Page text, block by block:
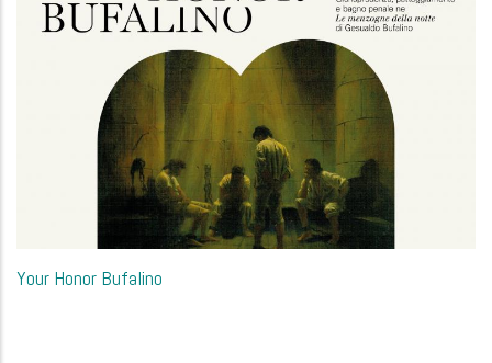
Your Honor Bufalino